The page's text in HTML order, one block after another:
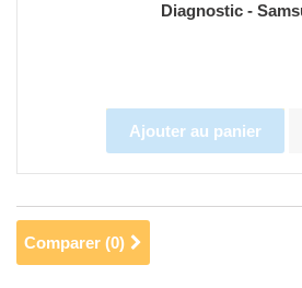
Diagnostic -
Ajouter au panier
Comparer (0)